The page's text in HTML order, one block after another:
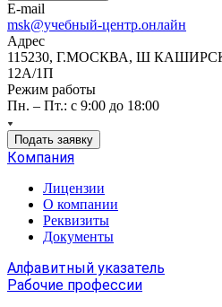
E-mail
msk@учебный-центр.онлайн
Адрес
115230, Г.МОСКВА, Ш
12А/1П
Режим работы
Пн. – Пт.: с 9:00 до 18:00
Подать заявку
Компания
Лицензии
О компании
Реквизиты
Документы
Алфавитный указатель
Рабочие профессии